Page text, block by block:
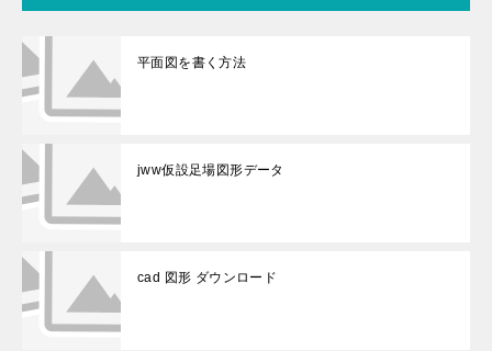
平面図を書く方法
jww仮設足場図形データ
cad 図形 ダウンロード